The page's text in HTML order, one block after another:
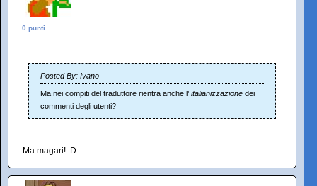
0 punti
Posted By: Ivano
Ma nei compiti del traduttore rientra anche l’ italianizzazione dei
commenti degli utenti?
Ma magari! :D